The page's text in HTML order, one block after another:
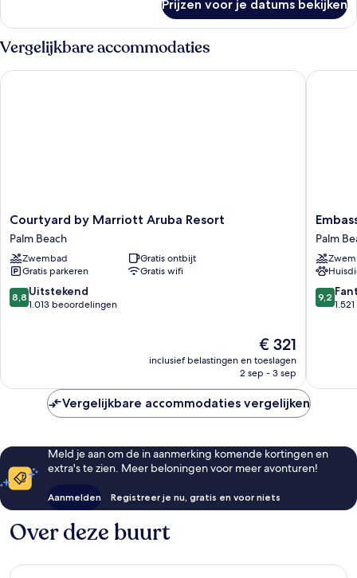
kamer,
2
tweepersoonsbedden
Prijzen voor je datums bekijken
Vergelijkbare accommodaties
Courtyard
by
Marriott
Aruba
Resort
Palm
Beach
Courtyard by Marriott Aruba Resort
Palm Beach
Zwembad
Gratis ontbijt
Gratis parkeren
Gratis wifi
8.8
van
8,8 Uitstekend
1.013 beoordelingen
De
prijs
is
€ 321
inclusief belastingen en toeslagen
2 sep - 3 sep
Courtyard by Marriott Aruba Resort
Suites
By
Hilton
Aruba
Beach
Resort
Palm
9.2
van
9,2
Vergelijkbare accommodaties vergelijken
Meld je aan om de in aanmerking komende kortingen en
extra's te zien. Meer beloningen voor meer avonturen!
Aanmelden Registreer je nu, gratis en voor niets
Over deze buurt